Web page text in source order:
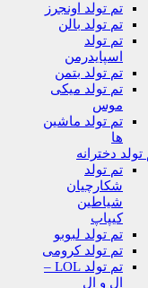
تم تولد اونجرز
تم تولد بالن
تم تولد
اسپایدرمن
تم تولد بتمن
تم تولد میکی
موس
تم تولد ماشین
ها
تولد دخترانه
تم تولد
شکارچیان
شیاطین
کیپاپ
تم تولد لبوبو
تم تولد کرومی
تم تولد LOL –
ال و ال